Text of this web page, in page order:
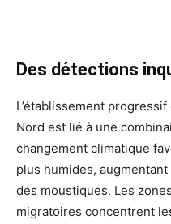
Des détections
L’établissement
Nord est lié à une
changement climatique
plus humides,
des moustiques. Les
migratoires concentrent